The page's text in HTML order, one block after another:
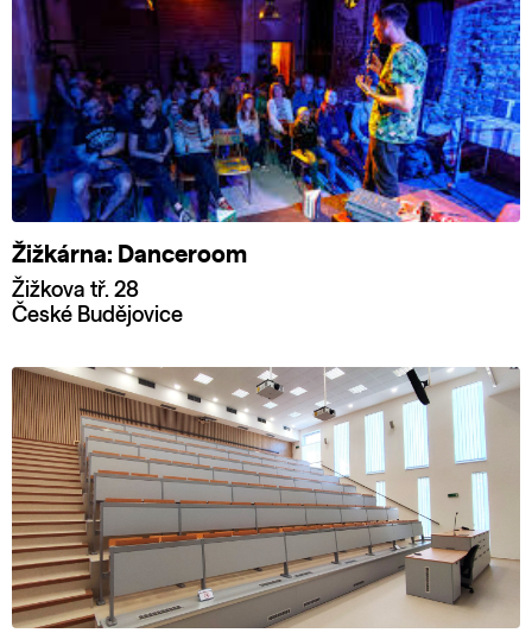
Žižkárna: Danceroom
Žižkova tř. 28
České Budějovice